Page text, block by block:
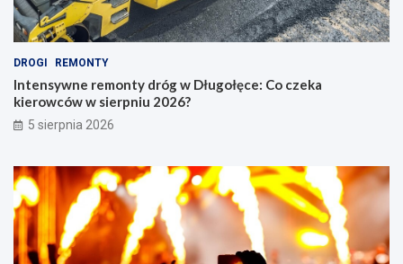
DROGI REMONTY
Intensywne remonty dróg w Długołęce: Co czeka
kierowców w sierpniu 2026?
5 sierpnia 2026